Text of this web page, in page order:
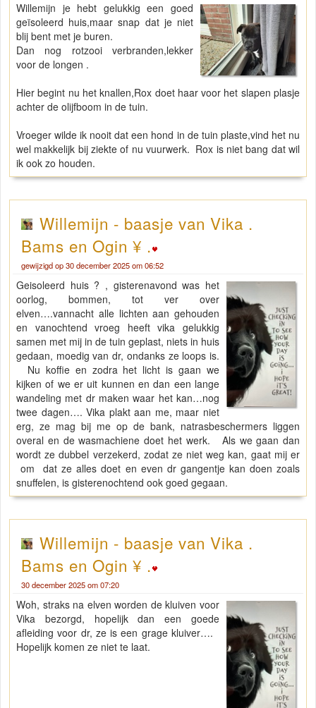
Willemijn je hebt gelukkig een goed
geïsoleerd huis,maar snap dat je niet
blij bent met je buren.
Dan nog rotzooi verbranden,lekker
voor de longen .
Hier begint nu het knallen,Rox doet haar voor het slapen plasje
achter de olijfboom in de tuin.
Vroeger wilde ik nooit dat een hond in de tuin plaste,vind het nu
wel makkelijk bij ziekte of nu vuurwerk. Rox is niet bang dat wil
ik ook zo houden.
Willemijn - baasje van Vika .
Bams en Ogin ¥ .
gewijzigd op 30 december 2025 om 06:52
Geisoleerd huis ? , gisterenavond was het
oorlog, bommen, tot ver over
elven….vannacht alle lichten aan gehouden
en vanochtend vroeg heeft vika gelukkig
samen met mij in de tuin geplast, niets in huis
gedaan, moedig van dr, ondanks ze loops is.
Nu koffie en zodra het licht is gaan we
kijken of we er uit kunnen en dan een lange
wandeling met dr maken waar het kan…nog
twee dagen…. Vika plakt aan me, maar niet
erg, ze mag bij me op de bank, natrasbeschermers liggen
overal en de wasmachiene doet het werk. Als we gaan dan
wordt ze dubbel verzekerd, zodat ze niet weg kan, gaat mij er
om dat ze alles doet en even dr gangentje kan doen zoals
snuffelen, is gisterenochtend ook goed gegaan.
Willemijn - baasje van Vika .
Bams en Ogin ¥ .
30 december 2025 om 07:20
Woh, straks na elven worden de kluiven voor
Vika bezorgd, hopelijk dan een goede
afleiding voor dr, ze is een grage kluiver….
Hopelijk komen ze niet te laat.